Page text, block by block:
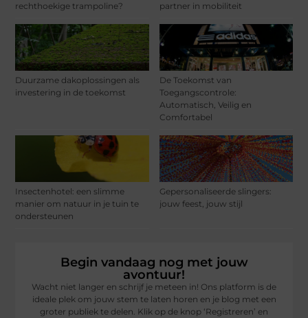
rechthoekige trampoline?
partner in mobiliteit
Duurzame dakoplossingen als
investering in de toekomst
De Toekomst van
Toegangscontrole:
Automatisch, Veilig en
Comfortabel
Insectenhotel: een slimme
manier om natuur in je tuin te
ondersteunen
Gepersonaliseerde slingers:
jouw feest, jouw stijl
Begin vandaag nog met jouw
avontuur!
Wacht niet langer en schrijf je meteen in! Ons platform is de
ideale plek om jouw stem te laten horen en je blog met een
groter publiek te delen. Klik op de knop ‘Registreren’ en